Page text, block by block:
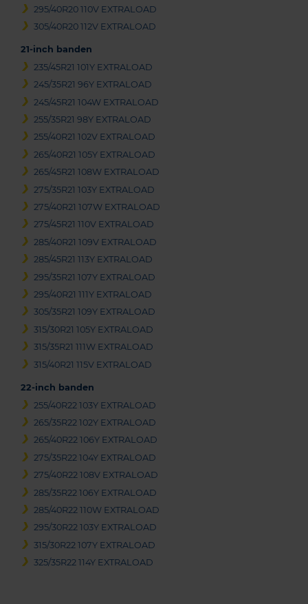
295/40R20 110V EXTRALOAD
305/40R20 112V EXTRALOAD
21-inch banden
235/45R21 101Y EXTRALOAD
245/35R21 96Y EXTRALOAD
245/45R21 104W EXTRALOAD
255/35R21 98Y EXTRALOAD
255/40R21 102V EXTRALOAD
265/40R21 105Y EXTRALOAD
265/45R21 108W EXTRALOAD
275/35R21 103Y EXTRALOAD
275/40R21 107W EXTRALOAD
275/45R21 110V EXTRALOAD
285/40R21 109V EXTRALOAD
285/45R21 113Y EXTRALOAD
295/35R21 107Y EXTRALOAD
295/40R21 111Y EXTRALOAD
305/35R21 109Y EXTRALOAD
315/30R21 105Y EXTRALOAD
315/35R21 111W EXTRALOAD
315/40R21 115V EXTRALOAD
22-inch banden
255/40R22 103Y EXTRALOAD
265/35R22 102Y EXTRALOAD
265/40R22 106Y EXTRALOAD
275/35R22 104Y EXTRALOAD
275/40R22 108V EXTRALOAD
285/35R22 106Y EXTRALOAD
285/40R22 110W EXTRALOAD
295/30R22 103Y EXTRALOAD
315/30R22 107Y EXTRALOAD
325/35R22 114Y EXTRALOAD